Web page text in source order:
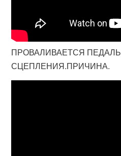
ПРОВАЛИВАЕТСЯ ПЕДАЛЬ
СЦЕПЛЕНИЯ.ПРИЧИНА.